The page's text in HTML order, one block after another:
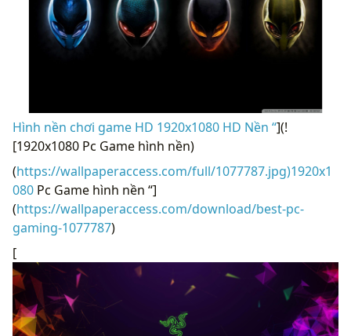
Hình nền chơi game HD 1920x1080 HD Nền “](!
[1920x1080 Pc Game hình nền)
(https://wallpaperaccess.com/full/1077787.jpg)1920x1
080 Pc Game hình nền “]
(https://wallpaperaccess.com/download/best-pc-
gaming-1077787)
[